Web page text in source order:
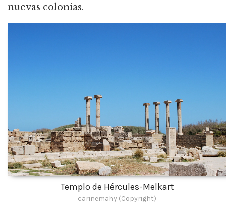
nuevas colonias.
Templo de Hércules-Melkart
carinemahy (Copyright)